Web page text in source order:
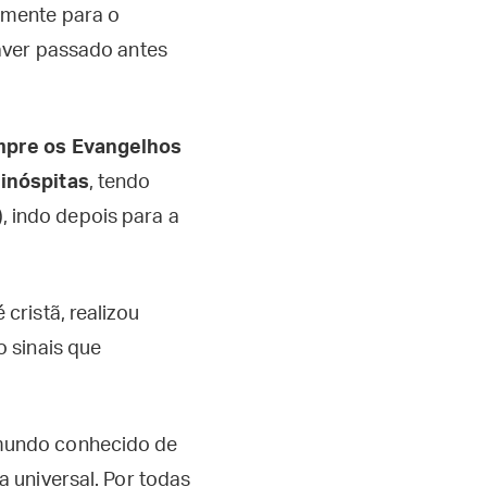
para o
passado antes
os Evangelhos
, tendo
indo depois para a
cristã, realizou
sinais que
conhecido de
universal. Por todas